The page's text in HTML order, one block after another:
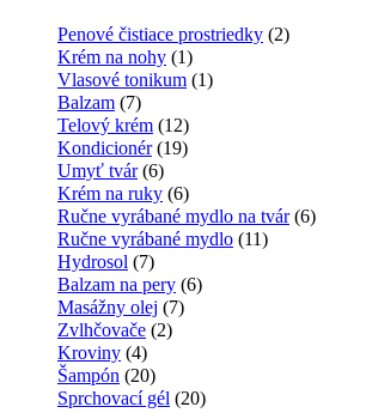
Penové čistiace prostriedky (2)
Krém na nohy (1)
Vlasové tonikum (1)
Balzam (7)
Telový krém (12)
Kondicionér (19)
Umyť tvár (6)
Krém na ruky (6)
Ručne vyrábané mydlo na tvár (6)
Ručne vyrábané mydlo (11)
Hydrosol (7)
Balzam na pery (6)
Masážny olej (7)
Zvlhčovače (2)
Kroviny (4)
Šampón (20)
Sprchovací gél (20)